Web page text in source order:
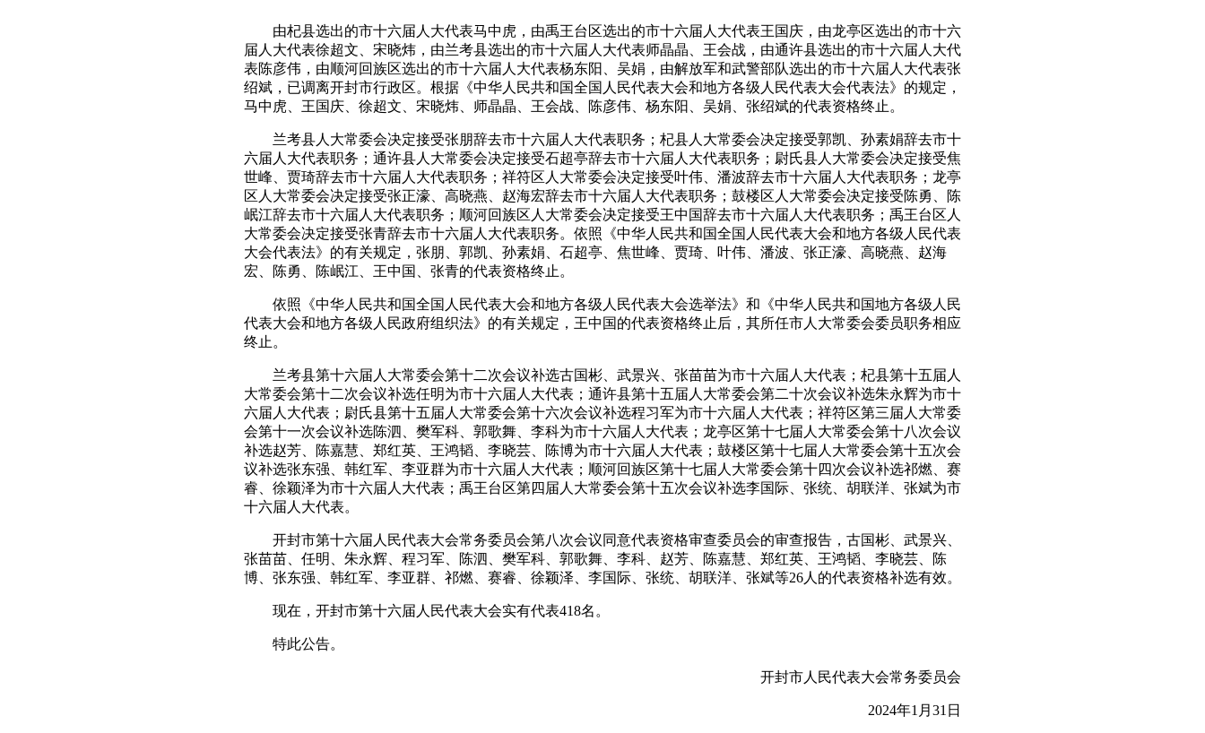
由杞县选出的市十六届人大代表马中虎，由禹王台区选出的市十六届人大代表王国庆，由龙亭区选出的市十六
届人大代表徐超文、宋晓炜，由兰考县选出的市十六届人大代表师晶晶、王会战，由通许县选出的市十六届人大代
表陈彦伟，由顺河回族区选出的市十六届人大代表杨东阳、吴娟，由解放军和武警部队选出的市十六届人大代表张
绍斌，已调离开封市行政区。根据《中华人民共和国全国人民代表大会和地方各级人民代表大会代表法》的规定，
马中虎、王国庆、徐超文、宋晓炜、师晶晶、王会战、陈彦伟、杨东阳、吴娟、张绍斌的代表资格终止。
兰考县人大常委会决定接受张朋辞去市十六届人大代表职务；杞县人大常委会决定接受郭凯、孙素娟辞去市十
六届人大代表职务；通许县人大常委会决定接受石超亭辞去市十六届人大代表职务；尉氏县人大常委会决定接受焦
世峰、贾琦辞去市十六届人大代表职务；祥符区人大常委会决定接受叶伟、潘波辞去市十六届人大代表职务；龙亭
区人大常委会决定接受张正濠、高晓燕、赵海宏辞去市十六届人大代表职务；鼓楼区人大常委会决定接受陈勇、陈
岷江辞去市十六届人大代表职务；顺河回族区人大常委会决定接受王中国辞去市十六届人大代表职务；禹王台区人
大常委会决定接受张青辞去市十六届人大代表职务。依照《中华人民共和国全国人民代表大会和地方各级人民代表
大会代表法》的有关规定，张朋、郭凯、孙素娟、石超亭、焦世峰、贾琦、叶伟、潘波、张正濠、高晓燕、赵海
宏、陈勇、陈岷江、王中国、张青的代表资格终止。
依照《中华人民共和国全国人民代表大会和地方各级人民代表大会选举法》和《中华人民共和国地方各级人民
代表大会和地方各级人民政府组织法》的有关规定，王中国的代表资格终止后，其所任市人大常委会委员职务相应
终止。
兰考县第十六届人大常委会第十二次会议补选古国彬、武景兴、张苗苗为市十六届人大代表；杞县第十五届人
大常委会第十二次会议补选任明为市十六届人大代表；通许县第十五届人大常委会第二十次会议补选朱永辉为市十
六届人大代表；尉氏县第十五届人大常委会第十六次会议补选程习军为市十六届人大代表；祥符区第三届人大常委
会第十一次会议补选陈泗、樊军科、郭歌舞、李科为市十六届人大代表；龙亭区第十七届人大常委会第十八次会议
补选赵芳、陈嘉慧、郑红英、王鸿韬、李晓芸、陈博为市十六届人大代表；鼓楼区第十七届人大常委会第十五次会
议补选张东强、韩红军、李亚群为市十六届人大代表；顺河回族区第十七届人大常委会第十四次会议补选祁燃、赛
睿、徐颖泽为市十六届人大代表；禹王台区第四届人大常委会第十五次会议补选李国际、张统、胡联洋、张斌为市
十六届人大代表。
开封市第十六届人民代表大会常务委员会第八次会议同意代表资格审查委员会的审查报告，古国彬、武景兴、
张苗苗、任明、朱永辉、程习军、陈泗、樊军科、郭歌舞、李科、赵芳、陈嘉慧、郑红英、王鸿韬、李晓芸、陈
博、张东强、韩红军、李亚群、祁燃、赛睿、徐颖泽、李国际、张统、胡联洋、张斌等26人的代表资格补选有效。
现在，开封市第十六届人民代表大会实有代表418名。
特此公告。
开封市人民代表大会常务委员会
2024年1月31日